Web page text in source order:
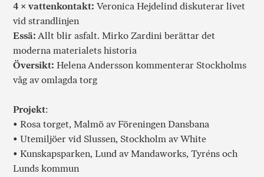
4 × vattenkontakt: Veronica Hejdelind diskuterar livet
vid strandlinjen
Essä: Allt blir asfalt. Mirko Zardini berättar det
moderna materialets historia
Översikt: Helena Andersson kommenterar Stockholms
våg av omlagda torg
Projekt:
• Rosa torget, Malmö av Föreningen Dansbana
• Utemiljöer vid Slussen, Stockholm av White
• Kunskapsparken, Lund av Mandaworks, Tyréns och
Lunds kommun